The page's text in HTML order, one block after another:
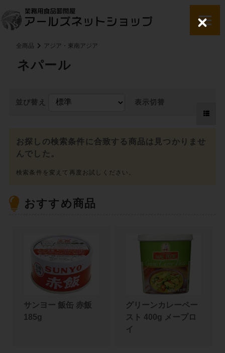
全商品 アジア・東南アジア
ネパール
並び替え 表示切替
お探しの検索条件に合致する商品は見つかりませ
んでした。
おすすめ商品
サンヨー 飯缶 赤飯
185g
グリーンカレーペー
スト 400g メープロ
イ
C
l